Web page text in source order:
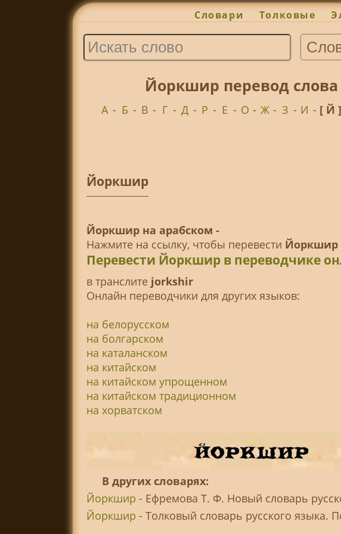
Словари Толковые
Йоркшир перевод
А - Б - В - Г - Д - Р - Е - О - Ж - З - И - [ Й
Йоркшир
Йоркшир на арабском -
Нажмите на ссылку, чтобы перевести Йоркшир
Перевести Йоркшир в переводчике
в транслитe jorkshir
Онлайн переводчики для других языков:
на белорусском
на болгарском
на каталанском
на китайском
на китайском упрощенном
на китайском традиционном
на хорватском
В других словарях:
Йоркшир - Ефремова Т. Ф. Новый словарь
Йоркшир - Толковый словарь русского языка.